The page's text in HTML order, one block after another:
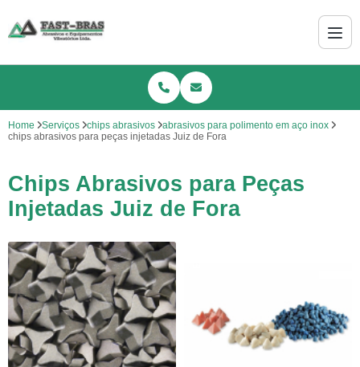
Home Serviços chips abrasivos
abrasivos para polimento em aço inox
chips abrasivos para peças injetadas Juiz de Fora
Chips Abrasivos para Peças
Injetadas Juiz de Fora